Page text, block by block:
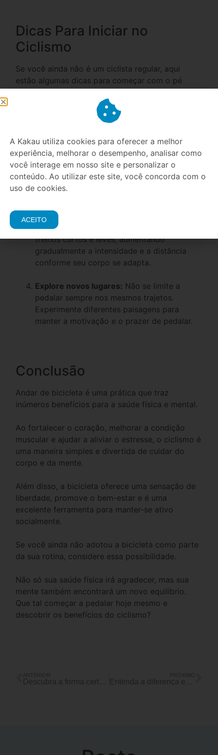
Dicas Para Iniciar no
Ciclismo
Se você ainda não é um ciclista regular, aqui
estão algumas dicas para começar com o pé
Escolha a bicicleta certa:
bicicleta adequada ao seu estilo de uso, seja
distâncias.
Use os equipamentos de segurança:
Capacete, luzes de sinalização e roupas
adequadas são fundamentais para garantir
Mantenha a regularidade:
treinos curtos e leves, aumentando
gradualmente a intensidade e a distância
conforme seu corpo se adapta.
Explore novos lugares: Não se limite a
pedalar sempre nos mesmos trajetos.
Experimente diferentes paisagens para
manter a motivação e o prazer de pedalar.
Conclusão
Andar de bicicleta é uma prática que traz
inúmeros benefícios para a saúde física e mental.
Ao fortalecer o coração, melhorar a condição
muscular e ajudar a aliviar o estresse, o ciclismo é
uma maneira simples e divertida de cuidar do
corpo e da mente.
Além disso, a bicicleta oferece uma sensação de
liberdade, promove o bem-estar e é uma
excelente ferramenta para manter-se ativo
socialmente.
Se você ainda não adotou a bicicleta como parte
da sua rotina, considere essa possibilidade.
Não só sua saúde física irá agradecer, mas sua
mente também encontrará um novo equilíbrio.
Que tal começar a pedalar hoje mesmo e
descobrir os benefícios do ciclismo?
A Kakau utiliza cookies para oferecer a melhor
experiência, melhorar o desempenho, analisar como
você interage em nosso site e personalizar o
conteúdo. Ao utilizar este site, você concorda com o
uso de cookies.
ACEITO